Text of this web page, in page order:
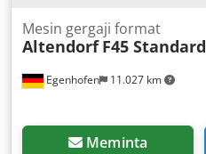
Egenhofen 11.027 km
Mesin gergaji format
Altendorf F45 Standard
Meminta